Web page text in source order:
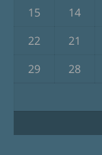
14
15
21
22
28
29